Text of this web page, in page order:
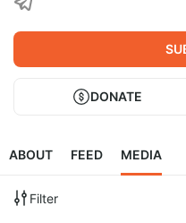
DONATE
ABOUT FEED MEDIA
Filter